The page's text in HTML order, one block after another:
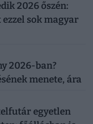
2026 őszén:
sok magyar
2026-ban?
menete, ára
egyetlen